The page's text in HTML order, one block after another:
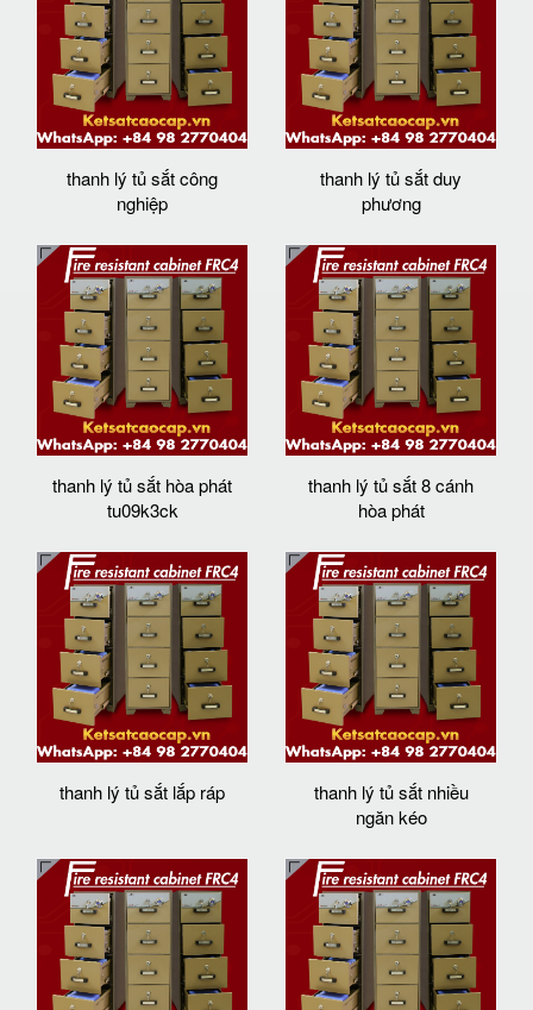
thanh lý tủ sắt công
nghiệp
thanh lý tủ sắt duy
phương
thanh lý tủ sắt hòa phát
tu09k3ck
thanh lý tủ sắt 8 cánh
hòa phát
thanh lý tủ sắt lắp ráp
thanh lý tủ sắt nhiều
ngăn kéo